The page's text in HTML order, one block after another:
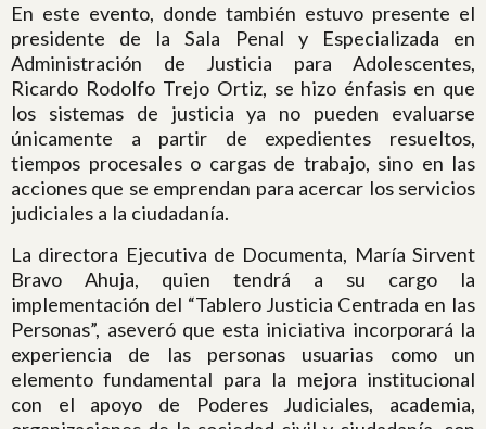
En este evento, donde también estuvo presente el
presidente de la Sala Penal y Especializada en
Administración de Justicia para Adolescentes,
Ricardo Rodolfo Trejo Ortiz, se hizo énfasis en que
los sistemas de justicia ya no pueden evaluarse
únicamente a partir de expedientes resueltos,
tiempos procesales o cargas de trabajo, sino en las
acciones que se emprendan para acercar los servicios
judiciales a la ciudadanía.
La directora Ejecutiva de Documenta, María Sirvent
Bravo Ahuja, quien tendrá a su cargo la
implementación del “Tablero Justicia Centrada en las
Personas”, aseveró que esta iniciativa incorporará la
experiencia de las personas usuarias como un
elemento fundamental para la mejora institucional
con el apoyo de Poderes Judiciales, academia,